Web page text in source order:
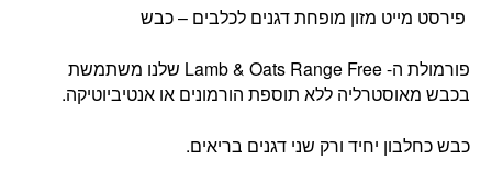
פירסט מייט מזון מופחת דגנים לכלבים – כבש
פורמולת ה- Lamb & Oats Range Free שלנו משתמשת
בכבש מאוסטרליה ללא תוספת הורמונים או אנטיביוטיקה.
כבש כחלבון יחיד ורק שני דגנים בריאים.